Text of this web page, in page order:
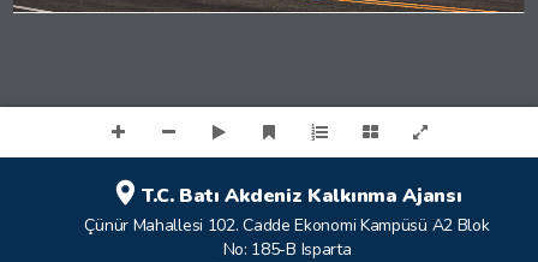
T.C. Batı Akdeniz Kalkınma Ajansı
Çünür Mahallesi 102. Cadde Ekonomi Kampüsü A2 Blok
No: 185-B Isparta